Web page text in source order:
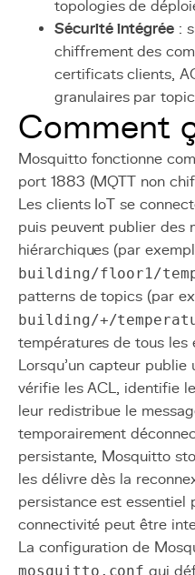
topologies de
Sécurité intégrée :
chiffrement des
certificats clients,
granulaires par
Comment
Mosquitto fonctionne
port 1883 (MQTT non
Les clients IoT se
puis peuvent publier des
hiérarchiques (par
building/floor1/
patterns de topics (par
building/+/
températures de tous les
Lorsqu'un capteur publie
vérifie les ACL, identifie
leur redistribue le
temporairement
persistante, Mosquitto
les délivre dès la
persistance est essentiel
connectivité peut être
La configuration de
mosquitto.conf qui